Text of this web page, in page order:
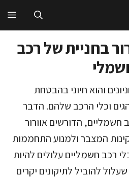
בחניית של רכב
והוא חיוני בהבטחת
וכלי הרכב שלהם. הדבר
חשמליים, הדורשים אוורור
המצבר ולמנוע התחממות
רכב חשמליים עלולים להיות
להוביל לתיקונים יקרים